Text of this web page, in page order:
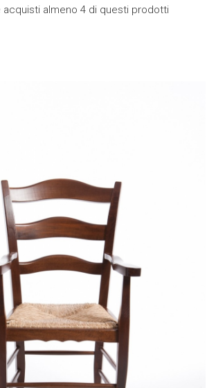
almeno 4 di questi prodotti